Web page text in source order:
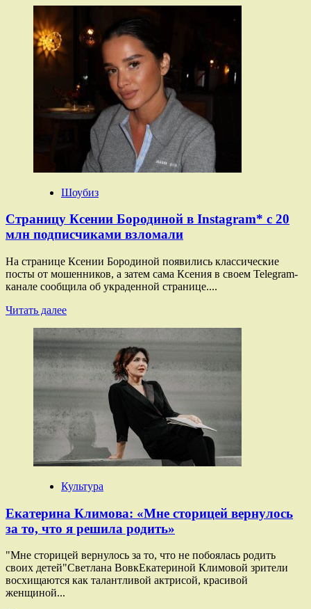
Анна
Курникова
поделилась
снимком
детьми
Шоубиз
Страницу Ксении Бородиной в Instagram* с 20
млн подписчиками взломали
На странице Ксении Бородиной появились классические
посты от мошенников, а затем сама Ксения в своем Telegram-
канале сообщила об украденной странице....
Читать далееПрочитать
Ксении
Бородиной
Instagram*
с
20
млн
подписчиками
взломали
Культура
Екатерина Климова: «Мне сторицей вернулось
за то, что я решила родить»
"Мне сторицей вернулось за то, что не побоялась родить
своих детей"Светлана ВовкЕкатериной Климовой зрители
восхищаются как талантливой актрисой, красивой
женщиной...